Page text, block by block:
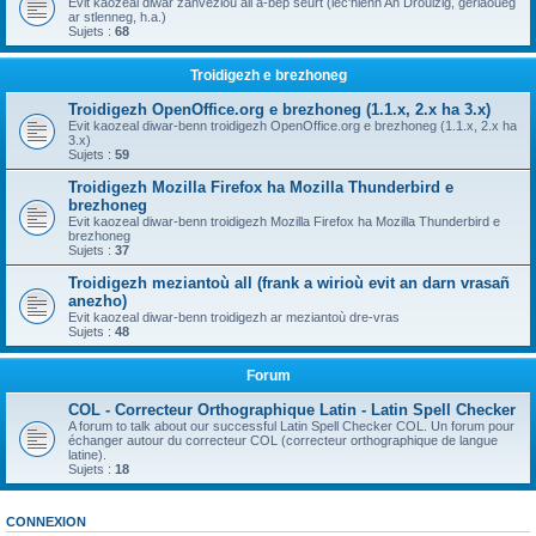
ar stlenneg, h.a.)
Sujets : 68
Troidigezh e brezhoneg
Troidigezh OpenOffice.org e brezhoneg (1.1.x, 2.x ha 3.x)
Evit kaozeal diwar-benn troidigezh OpenOffice.org e brezhoneg (1.1.x, 2.x ha
3.x)
Sujets : 59
Troidigezh Mozilla Firefox ha Mozilla Thunderbird e
brezhoneg
Evit kaozeal diwar-benn troidigezh Mozilla Firefox ha Mozilla Thunderbird e
brezhoneg
Sujets : 37
Troidigezh meziantoù all (frank a wirioù evit an darn vrasañ
anezho)
Evit kaozeal diwar-benn troidigezh ar meziantoù dre-vras
Sujets : 48
Forum
COL - Correcteur Orthographique Latin - Latin Spell Checker
A forum to talk about our successful Latin Spell Checker COL. Un forum pour
échanger autour du correcteur COL (correcteur orthographique de langue
latine).
Sujets : 18
CONNEXION